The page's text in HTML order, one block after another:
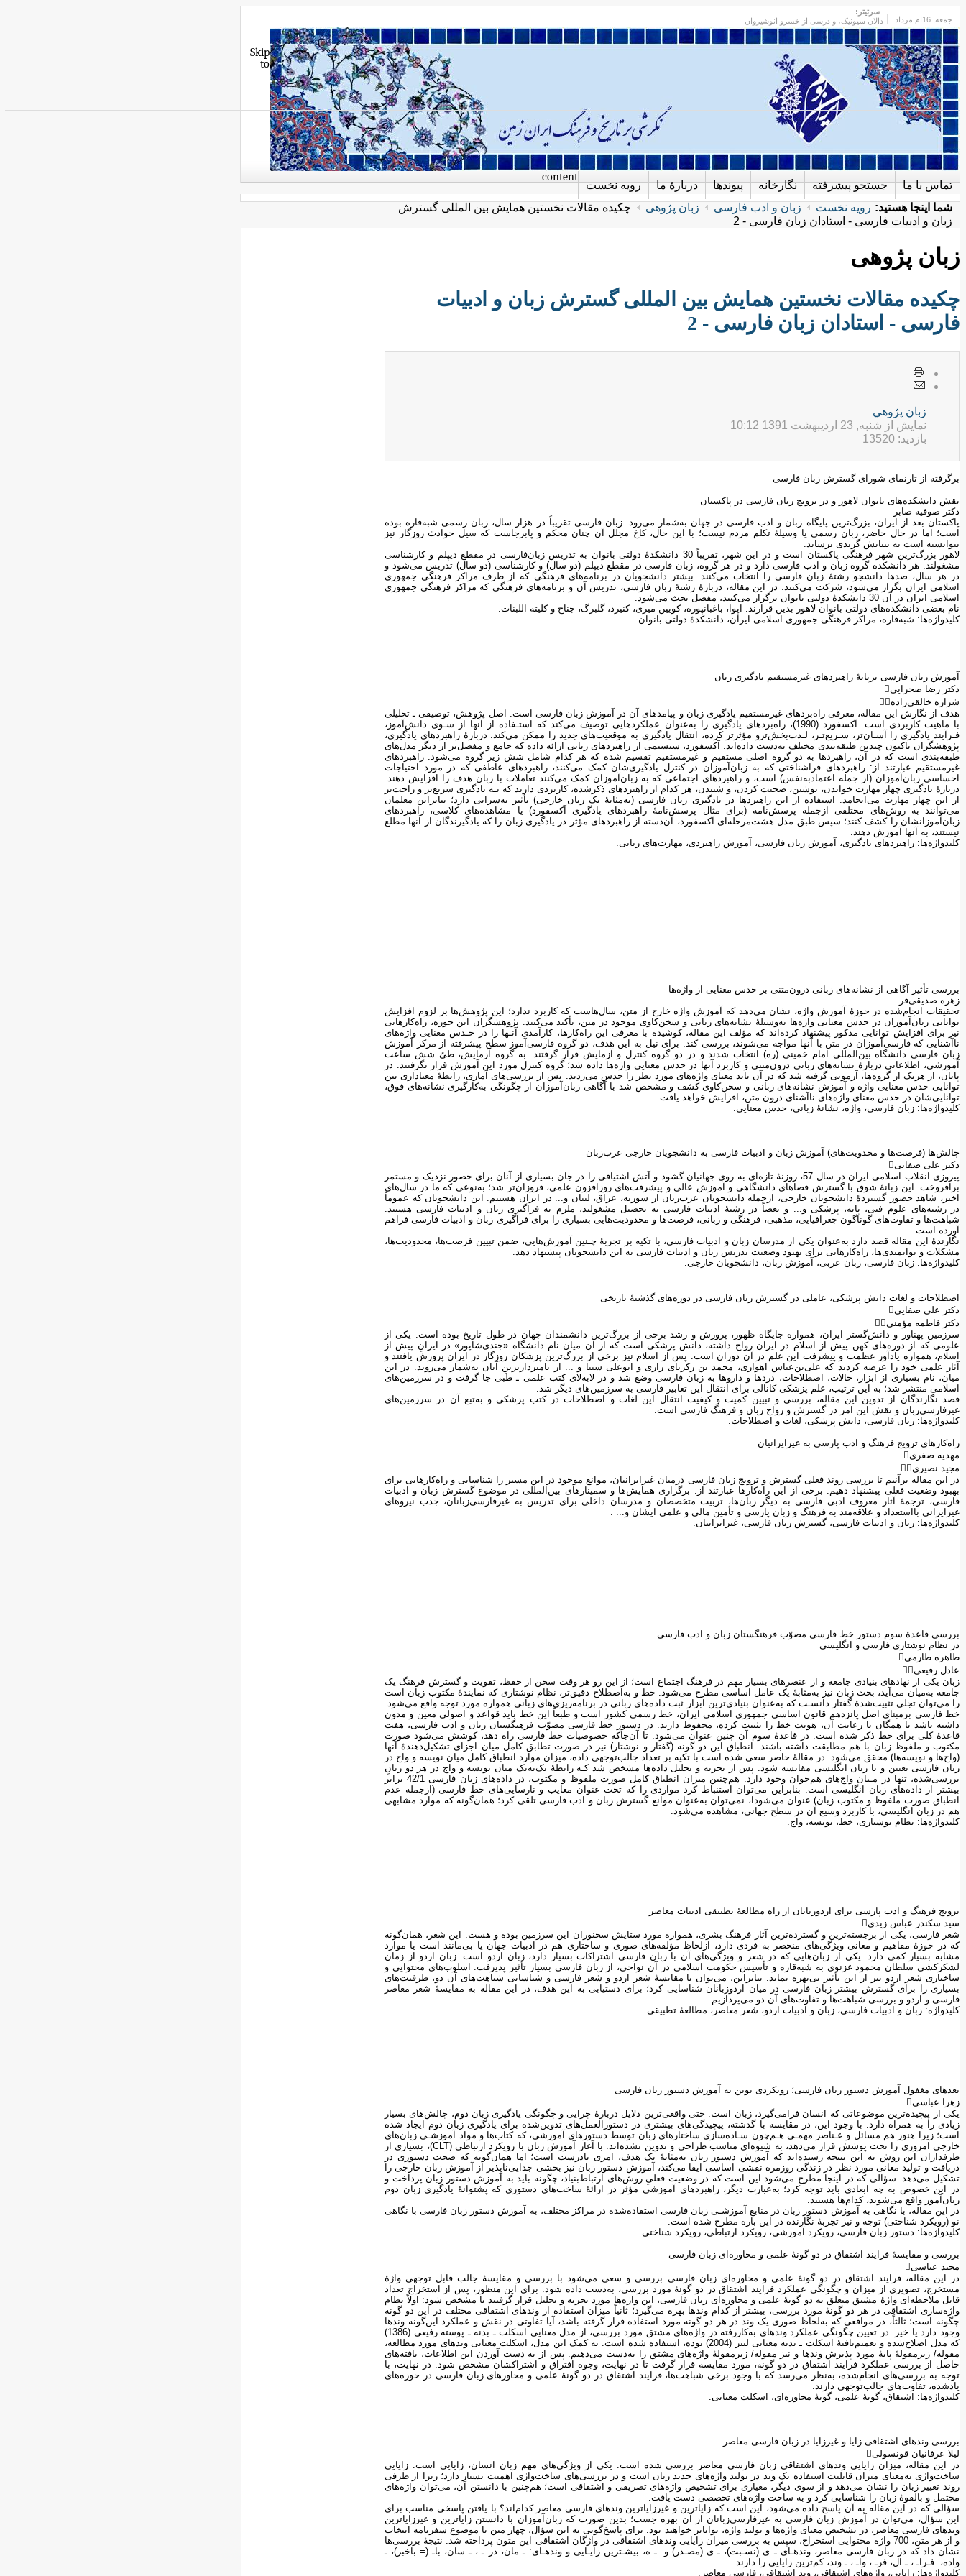
جمعه
سرتیتر:
دالان سیونیک، و درسی از خسرو انوشیروان
رویه نخست دربارهٔ ما پیوندها نگارخانه جستجو پیشرفته تماس با ما
Skip
to
content
شما اینجا هستید: رویه نخست زبان و ادب فارسی زبان پژوهی
چکیده مقالات نخستین همایش بین المللی گسترش
زبان و ادبیات فارسی - استادان زبان فارسی - 2
زبان پژوهی
چکیده مقالات نخستین همایش بین المللی گسترش زبان و ادبیات
فارسی - استادان زبان فارسی - 2
زبان پژوهي
نمایش از شنبه, 23 ارديبهشت 1391 10:12
بازدید: 13520
برگرفته از تارنمای شورای گسترش زبان فارسی
نقش دانشکده‌‌های بانوان لاهور و در ترویج زبان فارسی در پاکستان
دکتر صوفیه صابر
پاکستان بعد از ایران، بزرگ‌ترین پایگاه زبان و ادب فارسی در جهان به‌شمار می‌رود. زبان فارسی تقریباً در هزار سال، زبان رسمی شبه‌قاره بوده
است؛ اما در حال حاضر، زبان رسمی یا وسیلۀ تکلم مردم نیست؛ با این حال، کاخ مجلل آن چنان محکم و پابرجاست که سیل حوادث روزگار نیز
نتوانسته است به بنیانش گزندی برساند.
لاهور بزرگ‌ترین شهر فرهنگی پاکستان است و در این شهر، تقریباً 30 دانشکدۀ دولتی بانوان به تدریس زبان‌فارسی در مقطع دیپلم و کارشناسی
مشغولند. هر دانشکده گروه زبان و ادب فارسی دارد و در هر گروه، زبان فارسی در مقطع دیپلم (دو سال) و کارشناسی (دو سال) تدریس می‌شود و
در هر سال، صدها دانشجو رشتۀ زبان فارسی را انتخاب می‌کنند. بیشتر دانشجویان در برنامه‌های فرهنگی که از طرف مراکز فرهنگی جمهوری
اسلامی ایران بگزار می‌شود، شرکت می‌کنند. در این مقاله، دربارۀ رشتۀ زبان فارسی، تدریس آن و برنامه‌های فرهنگی که مراکز فرهنگی جمهوری
اسلامی ایران در آن 30 دانشکدۀ دولتی بانوان برگزار می‌کنند، مفصل بحث می‌شود.
نام‌ بعضی دانشکده‌های دولتی بانوان لاهور بدین قرارند: اپوا، باغبانپوره، کویین میری، کنیرد، گلبرگ، جناح و کلیته اللبنات.
کلیدواژه‌ها: شبه‌قاره، مراکز فرهنگی جمهوری اسلامی ایران، دانشکدۀ دولتی بانوان.
آموزش زبان فارسی برپایۀ راهبردهای غیرمستقیم یادگیری زبان
دکتر رضا صحرایی
شراره خالقی‌زاده
هدف از نگارش این مقاله، معرفی راه‌بردهای غیرمستقیم یادگیری زبان و پیامدهای آن در آموزش زبان فارسی است. اصل پژوهش، توصیفی ـ تحلیلی
با ماهیت کاربردی است. آکسفورد (1990)، راه‌بردهای یادگیری را به‌عنوان عملکردهایی توصیف می‌کند که استـفاده از آنها از سـوی دانش‌آموز،
فـرآیند یادگیری را آسـان‌تر، سـریع‌تـر، لـذت‌بخش‌ترو مؤثرتر کرده، انتقال یادگیری به موقعیت‌های جدید را ممکن می‌کند. دربارۀ راهبردهای یادگیری،
پژوهشگران تاکنون چندین طبقه‌بندی مختلف به‌دست داده‌اند. آکسفورد، سیستمی از راهبردهای زبانی ارائه داده که جامع و مفصل‌تر از دیگر مدل‌های
طبقه‌بندی است که در آن، راهبردها به دو گروه اصلی مستقیم و غیرمستقیم تقسیم شده که هر کدام شامل شش زیر گروه می‌شود. راهبردهای
غیرمستقیم عبارتند از: راهبردهای فراشناختی که به زبان‌آموزان در کنترل یادگیری‌شان کمک می‌کنند، راهبردهای عاطفی که در مورد احتیاجات
احساسی زبان‌آموزان (از جمله اعتمادبه‌نفس) است، و راهبردهای اجتماعی که به زبان‌آموزان کمک می‌کنند تعاملات با زبان هدف را افزایش دهند.
دربارۀ یادگیری چهار مهارت خواندن، نوشتن، صحبت کردن، و شنیدن، هر کدام از راهبردهای ذکرشده، کاربردی دارند که بـه یادگیری سریع‌تر و راحت‌تر
از این چهار مهارت می‌انجامد. استفاده از این راهبردها در یادگیری زبان فارسی (به‌مثابۀ یک زبان خارجی) تأثیر به‌سزایی دارد؛ بنابراین معلمان
می‌توانند به روش‌های مختلفی ازجمله پرسش‌نامه (برای مثال پرسش‌نامۀ راهبردهای یادگیری آکسفورد) یا مشاهده‌های کلاسی، راهبردهای
زبان‌آموزانشان را کشف کنند؛ سپس طبق مدل هشت‌مرحله‌ای آکسفورد، آن‌دسته از راهبردهای مؤثر در یادگیری زبان را که یادگیرندگان از آنها مطلع
نیستند، به آنها آموزش دهند.
کلیدواژه‌ها: راهبردهای یادگیری، آموزش زبان فارسی، آموزش راهبردی، مهارت‌های زبانی.
بررسی تأثیر آگاهی از نشانه‌های زبانی درون‌متنی بر حدس معنایی از واژه‌ها
زهره صدیقی‌فر
تحقیقات انجام‌شده در حوزۀ آموزش واژه، نشان می‌دهد که آموزش واژه خارج از متن، سال‌هاست که کاربرد ندارد؛ این پژوهش‌ها بر لزوم افزایش
توانایی زبان‌آموزان در حدس معنایی واژه‌ها به‌وسیلۀ نشانه‌های زبانی و سخن‌کاوی موجود در متن، تأکید می‌کنند. پژوهشگران این حوزه، راه‌کارهایی
نیز برای افزایش توانایی مذکور پیشنهاد کرده‌اند که مؤلف این مقاله، کوشیده با معرفی این راه‌کارها، کارآمدی آنـها را در حـدس معنایی واژه‌های
ناآشنا‌یی که فارسی‌آموزان در متن با آنها مواجه می‌شوند، بررسی کند. برای نیل به این هدف، دو گروه فارسی‌آموز سطح پیشرفته از مرکز آموزش
زبان فارسی دانشگاه بین‌المللی امام خمینی (ره) انتخاب شدند و در دو گروه کنترل و آزمایش قرار گرفتند. به گروه آزمایش، طیّ شش ساعت
آموزشی، اطلاعاتی دربارۀ نشانه‌های زبانی درون‌متنی و کاربرد آنها در حدس معنایی واژه‌ها داده شد؛ گروه کنترل مورد این آموزش قرار نگرفتند. در
پایان، از هریک از گرو‌ه‌ها، آزمونی گرفته شد که در آن باید معنای واژه‌های مورد نظر را حدس می‌زدند. پس از بررسی‌های آماری، رابطۀ معناداری بین
توانایی حدس معنایی واژه و آموزش نشانه‌های زبانی و سخن‌کاوی کشف و مشخص شد با آگاهی زبان‌آموزان از چگونگی به‌کارگیری نشانه‌های فوق،
توانایی‌شان در حدس معنای واژه‌های ناآشنا‌ی درون متن، افزایش خواهد یافت.
کلیدواژه‌ها: زبان فارسی، واژه، نشانۀ زبانی، حدس‌ معنایی.
چالش‌ها (فرصت‌ها و محدویت‌های) آموزش زبان و ادبیات فارسی به دانشجویان خارجی عرب‌زبان
دکتر علی صفایی
پیروزی انقلاب اسلامی ایران در سال 57، روزنۀ تازه‌ای به روی جهانیان گشود و آتش اشتیاقی را در جان بسیاری از آنان برای حضور نزدیک و مستمر
برافروخت. این زبانۀ شوق با گسترش فضاهای دانشگاهی و آموزش عالی و پیشرفت‌های روز‌افزون علمی، فروزان‌تر شد؛ به‌نوعی که ما در سال‌های
اخیر، شاهد حضور گستردۀ دانشجویان خارجی، ازجمله دانشجویان عرب‌زبان از سوریه، عراق، لبنان و... در ایران هستیم. این دانشجویان که عموماً
در رشته‌های علوم فنی، پایه، پزشکی و... و بعضاً در رشتۀ ادبیات فارسی به تحصیل مشغولند، ملزم به فراگیری زبان و ادبیات فارسی هستند.
شباهت‌ها و تفاوت‌های گوناگون جغرافیایی، مذهبی، فرهنگی و زبانی، فرصت‌ها و محدودیت‌هایی بسیاری را برای فراگیری زبان و ادبیات فارسی فراهم
آورده است.
نگارندۀ این مقاله قصد دارد به‌عنوان یکی از مدرسان زبان و ادبیات فارسی، با تکیه بر تجربۀ چـنین آموزش‌هایی، ضمن تبیین فرصت‌ها، محدودیت‌ها،
مشکلات و توانمندی‌ها، راه‌کارهایی برای بهبود وضعیت تدریس زبان و ادبیات فارسی به این دانشجویان پیشنهاد دهد.
کلیدواژه‌ها: زبان فارسی، زبان عربی، آموزش زبان، دانشجویان خارجی.
اصطلاحات و لغات دانش پزشکی، عاملی در گسترش زبان فارسی در دوره‌های گذشتۀ تاریخی
دکتر علی صفایی
دکتر فاطمه مؤمنی
سرزمین پهناور و دانش‌گستر ایران، همواره جایگاه ظهور، پرورش و رشد برخی از بزرگ‌ترین دانشمندان جهان در طول تاریخ بوده است. یکی از
علومی که از دوره‌های کهن پیش از اسلام در ایران رواج داشته، دانش پزشکی است که از آن میان نام دانشگاه «جندی‌شاپور» در ایرانِ پیش از
اسلام، همواره یادآور عظمت و پیشرفت این علم در آن دوران است. پس از اسلام نیز برخی از بزرگ‌ترین پزشکان روزگار در ایران پرورش یافتند و
آثار علمی خود را عرضه کردند که علی‌بن‌عباس اهوازی، محمد بن زکریای رازی و ابوعلی سینا و ... از نامبردارترینِ آنان به‌شمار می‌روند. در این
میان، نام بسیاری از ابزار، حالات، اصطلاحات، دردها و داروها به زبان فارسی وضع شد و در لابه‌لای کتب علمی ـ طبی جا گرفت و در سرزمین‌های
اسلامی منتشر شد؛ به این ترتیب، علم پزشکی کانالی برای انتقال این تعابیر فارسی به سرزمین‌های دیگر شد.
قصد نگارند‌گان از تدوین این مقاله، بررسی و تبیین کمیت و کیفیت انتقال این لغات و اصطلاحات در کتب پزشکی و به‌تبع آن در سرزمین‌های
غیرفارسی‌زبان و نقش این امر در گسترش و رواج زبان و فرهنگ فارسی است.
کلیدواژه‌ها: زبان فارسی، دانش پزشکی، لغات و اصطلاحات.
راه‌کارهای ترویج فرهنگ و ادب پارسی به غیرایرانیان
مهدیه صفری
مجید نصیری
در این مقاله برآنیم تا بررسی روند فعلی گسترش و ترویج زبان فارسی درمیان غیرایرانیان، موانع موجود در این مسیر را شناسایی و راه‌کارهایی برای
بهبود وضعیت فعلی پیشنهاد دهیم. برخی از این راه‌کارها عبارتند از: برگزاری همایش‌ها و سمینارهای بین‌المللی در موضوع گسترش زبان و ادبیات
فارسی، ترجمۀ آثار معروف ادبی فارسی به دیگر زبان‌ها، تربیت متخصصان و مدرسان داخلی برای تدریس به غیرفارسی‌زبانان، جذب نیروهای
غیرایرانی بااستعداد و علاقه‌مند به فرهنگ و زبان پارسی و تأمین مالی و علمی ایشان و... .
کلیدواژه‌ها: زبان و ادبیات فارسی، گسترش زبان فارسی، غیرایرانیان.
بررسی قاعدۀ سوم دستور خط فارسی مصوّب فرهنگستان زبان و ادب فارسی
در نظام نوشتاری فارسی و انگلیسی
طاهره طارمی
عادل رفیعی
زبان یکی از نهاد‌های بنیادی جامعه و از عنصرهای بسیار مهم در فرهنگ اجتماع است؛ از این رو هر وقت سخن از حفظ، تقویت و گسترش فرهنگ یک
جامعه به‌میان می‌آید، بحث زبان نیز به‌مثابۀ یک عامل اساسی مطرح می‌شود. خط و به‌اصطلاح دقیق‌تر، نظام نوشتاری که نمایندۀ مکتوب زبان است
را می‌توان تجلی تثبیت‌شدۀ گفتار دانسـت که به‌عنوان بنیادی‌ترین ابزار ثبت داده‌های زبانی در برنامه‌ریزی‌های زبانی همواره مورد توجه واقع می‌شود.
خط فارسی برمبنای اصل پانزدهم قانون اساسی جمهوری اسلامی ایران، خط رسمی کشور است و طبعاً این خط باید قواعد و اصولی معین و مدون
داشته باشد تا همگان با رعایت آن‌، هویت خط را تثبیت کرده، محفوظ دارند. در دستور خط فارسی مصوّب فرهنگستان زبان و ادب فارسی، هفت
قاعدۀ کلی برای خط ذکر شده است. در قاعدۀ سوم آن چنین عنوان می‌شود: تا آن‌جاکه خصوصیات خط فارسی راه دهد، کوشش می‌شود صورت
مکتوب و ملفوظ زبان با هم مطابقت داشته باشند. انطباق این دو گونه (گفتار و نوشتار) نیز در صورت تطابق کامل میان اجزای تشکیل‌دهندۀ آنها
(واج‌ها و نویسه‌ها) محقق می‌شود. در مقالۀ حاضر سعی شده است با تکیه بر تعداد جالب‌توجهی داده، میزان موارد انطباق کامل میان نویسه و واج در
زبان فارسی تعیین و با زبان انگلیسی مقایسه شود. پس از تجزیه و تحلیل داده‌ها مشخص شد کـه رابطۀ یک‌به‌یک میان نویسه و واج در هر دو زبانِ
بررسی‌شده، تنها در مـیان واج‌های هم‌خوان وجود دارد. هم‌چنین میزان انطباق کامل صورت ملفوظ و مکتوب، در داده‌های زبان فارسی 42/1 برابر
بیشتر از داده‌های زبان انگلیسی است. بنابراین می‌توان استنباط کرد مواردی را که تحت عنوان معایب و نارسایی‌های خط فارسی (ازجمله عدم
انطباق صورت ملفوظ و مکتوب زبان) عنوان می‌شودا، نمی‌توان به‌عنوان موانع گسترش زبان و ادب فارسی تلقی کرد؛ همان‌گونه که موارد مشابهی
هم در زبان انگلیسی، با کاربرد وسیع آن در سطح جهانی، مشاهده می‌شود.
کلیدواژه‌ها: نظام نوشتاری، خط، نویسه، واج.
ترویج فرهنگ و ادب پارسی برای اردوزبانان از راه مطالعۀ تطبیقی ادبیات معاصر
سید سکندر عباس زیدی
شعر فارسی، یکی از برجسته‌ترین و گسترده‌ترین آثار فرهنگ بشری، همواره مورد ستایش سخنوران این سرزمین بوده و هست. این شعر، همان‌گونه
که در حوزۀ مفاهیم و معانی ویژگی‌های منحصر به فردی دارد، ازلحاظ مؤلفه‌های صوری و ساختاری هم در ادبیات جهان یا بی‌مانند است یا موارد
مشابه بسیار کمی دارد. یکی از زبان‌هایی که در شعر و ویژگی‌های آن با زبان فارسی اشتراکات بسیار دارد، زبان اردو است. زبان اردو از زمان
لشکرکشی سلطان محمود غزنوی به شبه‌قاره و تأسیس حکومت اسلامی در آن نواحی، از زبان فارسی بسیار تأثیر پذیرفت. اسلوب‌های محتوایی و
ساختاری شعر اردو نیز از این تأثیر بی‌بهره نماند. بنابراین، می‌توان با مقایسۀ شعر اردو و شعر فارسی و شناسایی شباهت‌های آن دو، ظرفیت‌های
بسیاری را برای گسترش بیشتر زبان فارسی در میان اردوزبانان شناسایی کرد؛ برای دستیابی به این هدف، در این مقاله به مقایسۀ شعر معاصر
فارسی و اردو و بررسی شباهت‌ها و تفاوت‌های آن دو می‌پردازیم.
کلیدواژه‌: زبان و ادبیات فارسی، زبان و ادبیات اردو، شعر معاصر، مطالعۀ تطبیقی.
بعدهای مغفول آموزش دستور زبان فارسی؛ رویکردی نوین به آموزش دستور زبان فارسی
زهرا عباسی
یکی از پیچیده‌ترین موضوعاتی که انسان فرامی‌گیرد، زبان است. حتی واقعی‌ترین دلایل دربارۀ چرایی و چگونگی یادگیری زبان دوم، چالش‌های بسیار
زیادی را به همراه دارد. با وجود این، در مقایسه با گذشته، پیچیدگی‌های بیشتری در دستورالعمل‌های تدوین‌شده برای یادگیری زبان دوم ایجاد شده
است؛ زیرا هنوز هم مسائل و عـناصر مهمـی هـم‌چون سـاده‌سازی ساختارهای زبان توسط دستورهای آموزشی، که کتاب‌ها و مواد آموزشـی زبان‌های
خارجی امروزی را تحت پوشش قرار می‌دهد، به شیوه‌ای مناسب طراحی و تدوین نشده‌اند. با آغاز آموزش زبان با رویکرد ارتباطی (CLT)، بسیاری از
طرفداران این روش به این نتیجه رسیده‌اند که آموزش دستور زبان به‌مثابۀ یک هدف، امری نادرست است؛ اما همان‌گونه که صحت دستوری در
دریافت و تولید معانی مورد نظر در زندگی روزمره نقشی اساسی ایفا می‌کند، آموزش دستور زبان نیز بخشی جدایی‌ناپذیر از آموزش زبان خارجی را
تشکیل می‌دهد. سؤالی که در اینجا مطرح می‌شود این است که در وضعیت فعلیِ روش‌های ارتباط‌بنیاد، چگونه باید به آموزش دستور زبان پرداخت و
در این خصوص به چه ابعادی باید توجه کرد؛ به‌عبارت دیگر، راهبردهای آموزشی مؤثر در ارائۀ ساخت‌های دستوری که پشتوانۀ یادگیری زبان دوم
زبان‌آموز واقع می‌شوند، کدام‌ها هستند.
در این مقاله، با نگاهی به آموزش دستور زبان در منابع آموزشـی زبان فارسی استفاده‌‌شده در مراکز مختلف، به آموزش دستور زبان فارسی با نگاهی
نو (رویکرد شناختی) توجه و نیز تجربۀ نگارنده در این باره مطرح شده است.
کلیدواژه‌ها: دستور زبان فارسی، رویکرد آموزشی، رویکرد ارتباطی، رویکرد شناختی.
بررسی و مقایسۀ فرایند اشتقاق در دو گونۀ علمی و محاوره‌ای زبان فارسی
مجید عباسی
در این مقاله، فرایند اشتقاق در دو گونۀ علمی و محاوره‌ای زبان فار‌سی بررسی و سعی می‌شود با بررسی و مقایسۀ جالب قابل توجهی واژۀ
مستخرج، تصویری از میزان و چگونگی عملکرد فرایند اشتقاق در دو گونۀ مورد بررسی، به‌دست داده شود. برای این منظور، پس از استخراج تعداد
قابل ملاحظه‌ای واژۀ مشتق متعلق به دو گونۀ علمی و محاوره‌ای زبان فارسی، این واژه‌ها مورد تجزیه و تحلیل قرار گرفتند تا مشخص شود: اولاً نظام
واژه‌سازی اشتقاقی در هر دو گونۀ مورد بررسی، بیشتر از کدام وندها بهره می‌گیرد؛ ثانیاً میزان استفاده از وندهای اشتقاقی مختلف در این دو گونه
چگونه است؛ ثالثاً، در مواقعی که به‌لحاظ صوری یک وند در هر دو گونه مورد استفاده قرار گرفته باشد، آیا تفاوتی در نقش و عملکرد این‌گونه وندها
وجود دارد یا خیر. در تعیین چگونگی عملکرد وندهای به‌کار‌رفته در واژه‌های مشتق مورد بررسی، از مدل معنایی اسکلت ـ بدنه ـ پوسته رفیعی (1386)
که مدل اصلاح‌شده و تعمیم‌یافتۀ اسکلت ـ بدنه معنایی لیبر (2004) بوده، استفاده شده است. به کمک این مدل، اسکلت معنایی وندهای مورد مطالعه،
مقوله/ زیرمقولۀ پایۀ مورد پذیرش وندها و نیز مقوله/ زیرمقولۀ واژه‌های مشتق را به‌دست می‌دهیم. پس از به دست آوردن این اطلاعات، یافته‌های
حاصل از بررسی عملکرد فرایند اشتقاق در دو گونه، مورد مقایسه قرار گرفت تا در نهایت، وجوه افتراق و اشتراکشان مشخص شود. در نهایت، با
توجه به بررسی‌های انجام‌شده، به‌نظر می‌رسد که با وجود برخی شباهت‌ها، فرایند اشتقاق در دو گونۀ علمی و محاورهای زبان فارسی در حوزه‌های
یادشده، تفاوت‌های جالب‌توجهی دارند.
کلیدواژه‌ها: اشتقاق، گونۀ علمی، گونۀ محاوره‌ای، اسکلت معنایی.
بررسی وندهای اشتقاقی زایا و غیرزایا در زبان فارسی معاصر
لیلا عرفانیان قونسولی
در این مقاله، میزان زایایی وندهای اشتقاقی زبان فارسی معاصر بررسی شده است. یکی از ویژگی‌های مهم زبان انسان، زایایی است. زایایی
ساخت‌واژی به‌معنای میزان قابلیت استفاده یک وند در تولید واژه‌های جدید زبان است و در بررسی‌های ساخت‌واژی اهمیت بسیار دارد؛ زیرا از طرفی
روند تغییر زبان را نشان می‌دهد و از سوی دیگر، معیاری برای تشخیص واژه‌های تصریفی و اشتقاقی است؛ هم‌چنین با دانستن آن، می‌توان واژه‌های
محتمل و بالقوۀ زبان را شناسایی کرد و به ساخت واژه‌های تخصصی دست یافت.
سؤالی که در این مقاله به آن پاسخ داده می‌شود، این است که زایاترین و غیرزایاترین وندهای فارسی معاصر کدام‌اند؟ با یافتن پاسخی مناسب برای
این سؤال، می‌توان در آموزش زبان فارسی به غیرفارسی‌زبانان از آن بهره جست؛ بدین صورت که زبان‌آموزان با دانستن زایاترین و غیرزایاترین
وندهای فارسی معاصر، در تشخیص معنای واژه‌ها و تولید واژه، تواناتر خواهند بود. برای پاسخ‌گویی به این سؤال، چهار متن با موضوع سفرنامه انتخاب
و از هر متن، 700 واژه محتوایی استخراج، سپس به بررسی میزان زایایی وندهای اشتقاقی در واژگان اشتقاقی این متون پرداخته شد. نتیجۀ بررسی‌ها
نشان داد که در زبان فارسی معاصر، وندهـای ـ ی (نسـبت)، ـ ی (مصـدر) و ـ ه، بیشـترین زایـایی و وندهـای: ـ مان، در ـ ، ـ سان، باـ (= باخبر)، ـ
واده، فـراـ ، ـ ال، فرـ ، واـ ، ـ وند، کم‌ترین زایایی را دارند.
کلیدواژه‌ها: زایایی، واژه‌های اشتقاقی، وند اشتقاقی، فارسی معاصر.